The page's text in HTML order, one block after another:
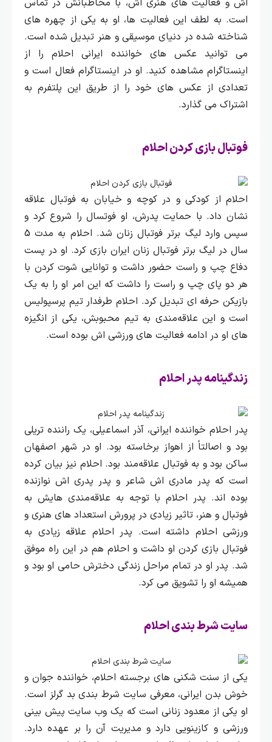
اش و فعالیت‌ های هنری‌ اش، با مخاطبانش در تماس
است. به لطف این فعالیت‌ ها، او به یکی از چهره‌ های
شناخته‌ شده در دنیای موسیقی و هنر تبدیل شده است.
می‌ توانید عکس‌ های خواننده ایرانی احلام را از
اینستاگرام مشاهده کنید. او در اینستاگرام فعال است و
تعدادی از عکس‌ های خود را از طریق این پلتفرم به
اشتراک می‌ گذارد.
فوتبال بازی کردن احلام
احلام از کودکی و در کوچه و خیابان به فوتبال علاقه
نشان داد. با حمایت پدرش، او فوتسال را شروع کرد و
سپس وارد لیگ برتر فوتبال زنان شد.
احلام به مدت 5
سال در لیگ برتر فوتبال زنان ایران بازی کرد. او در پست
دفاع چپ و راست حضور داشت و توانایی شوت کردن با
هر دو پای چپ و راست را داشت که این امر او را به یک
بازیکن حرفه‌ ای تبدیل کرد. احلام طرفدار تیم پرسپولیس
است و این علاقه‌مندی به تیم محبوبش، یکی از انگیزه‌
های او در ادامه فعالیت‌ های ورزشی‌ اش بوده است.
زندگینامه پدر احلام
پدر احلام خواننده ایرانی، آذر اسماعیلی، یک راننده تریلی
بود و اصالتاً از اهواز برخاسته بود. او در شهر اصفهان
ساکن بود و به فوتبال علاقه‌مند بود. احلام نیز بیان کرده
است که پدر مادری‌ اش شاعر و پدر پدری‌ اش نوازنده
بوده‌ اند. پدر احلام با توجه به علاقه‌مندی‌ هایش به
فوتبال و هنر، تاثیر زیادی در پرورش استعداد های هنری و
ورزشی احلام داشته است. پدر احلام علاقه زیادی به
فوتبال بازی کردن او داشت و احلام هم در این راه موفق
شد. پدر او در تمام مراحل زندگی دخترش حامی او بود و
همیشه او را تشویق می کرد.
سایت شرط بندی احلام
یکی از سنت‌ شکنی‌ های برجسته احلام، خواننده جوان و
خوش‌ بدن ایرانی، معرفی سایت شرط‌ بندی بد گرلز است.
او یکی از معدود زنانی است که یک وب‌ سایت پیش‌ بینی
ورزشی و کازینویی دارد و مدیریت آن را بر عهده دارد.